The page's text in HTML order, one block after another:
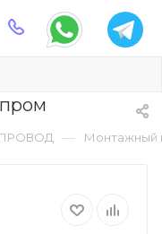
— Монтажный